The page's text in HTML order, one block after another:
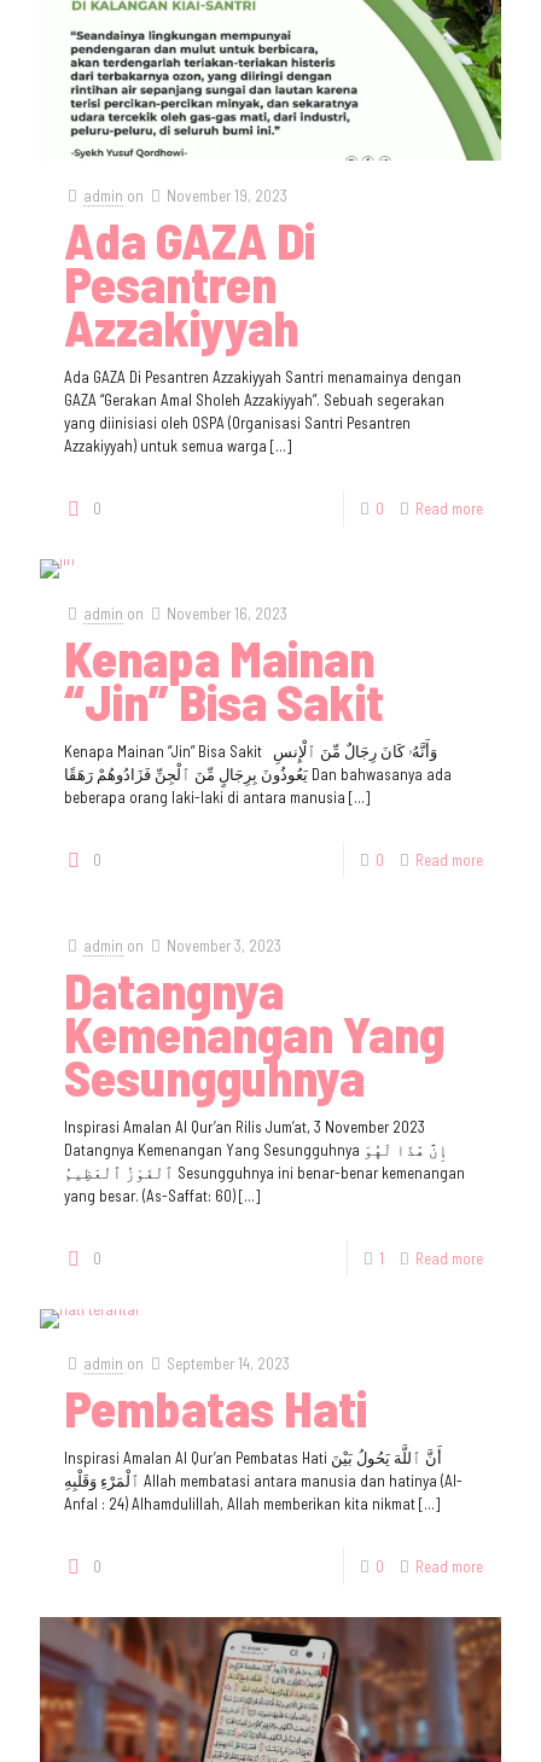
admin on November 19, 2023
Ada GAZA Di
Pesantren
Azzakiyyah
Ada GAZA Di Pesantren Azzakiyyah Santri menamainya dengan
GAZA “Gerakan Amal Sholeh Azzakiyyah”. Sebuah segerakan
yang diinisiasi oleh OSPA (Organisasi Santri Pesantren
Azzakiyyah) untuk semua warga […]
0 0 Read more
admin on November 16, 2023
Kenapa Mainan
“Jin” Bisa Sakit
Kenapa Mainan “Jin” Bisa Sakit وَأَنَّهُۥ كَانَ رِجَالٌ مِّنَ ٱلْإِنسِ
يَعُوذُونَ بِرِجَالٍ مِّنَ ٱلْجِنِّ فَزَادُوهُمْ رَهَقًا Dan bahwasanya ada
beberapa orang laki-laki di antara manusia […]
0 0 Read more
admin on November 3, 2023
Datangnya
Kemenangan Yang
Sesungguhnya
Inspirasi Amalan Al Qur’an Rilis Jum’at, 3 November 2023
Datangnya Kemenangan Yang Sesungguhnya إِنَّ هَٰذَا لَهُوَ
ٱلْفَوْزُ ٱلْعَظِيمُ Sesungguhnya ini benar-benar kemenangan
yang besar. (As-Saffat: 60)[…]
0 1 Read more
admin on September 14, 2023
Pembatas Hati
Inspirasi Amalan Al Qur’an Pembatas Hati أَنَّ ٱللَّهَ يَحُولُ بَيْنَ
ٱلْمَرْءِ وَقَلْبِهِ Allah membatasi antara manusia dan hatinya (Al-
Anfal : 24) Alhamdulillah, Allah memberikan kita nikmat[…]
0 0 Read more